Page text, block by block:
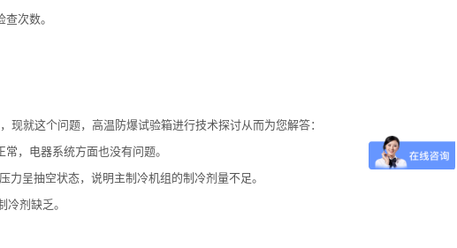
次数。
就这个问题，高温防爆试验箱进行技术探讨从而为您解答：
，电器系统方面也没有问题。
呈抽空状态，说明主制冷机组的制冷剂量不足。
剂缺乏。